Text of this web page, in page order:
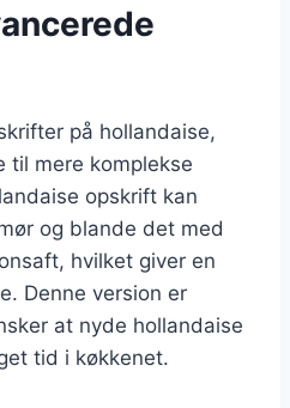
på hollandaise,
mere komplekse
opskrift kan
og blande det med
hvilket giver en
Denne version er
at nyde hollandaise
tid i køkkenet.